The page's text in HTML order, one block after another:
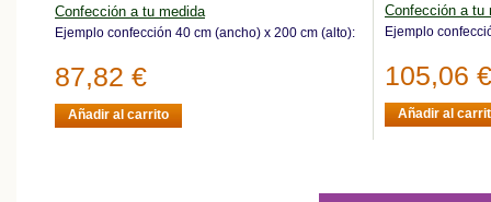
Confección a tu medida
Ejemplo confección 40 cm (ancho) x 200 cm (alto):
87,82 €
Añadir al carrito
Confección a tu
Ejemplo
105,06 €
Añadir al